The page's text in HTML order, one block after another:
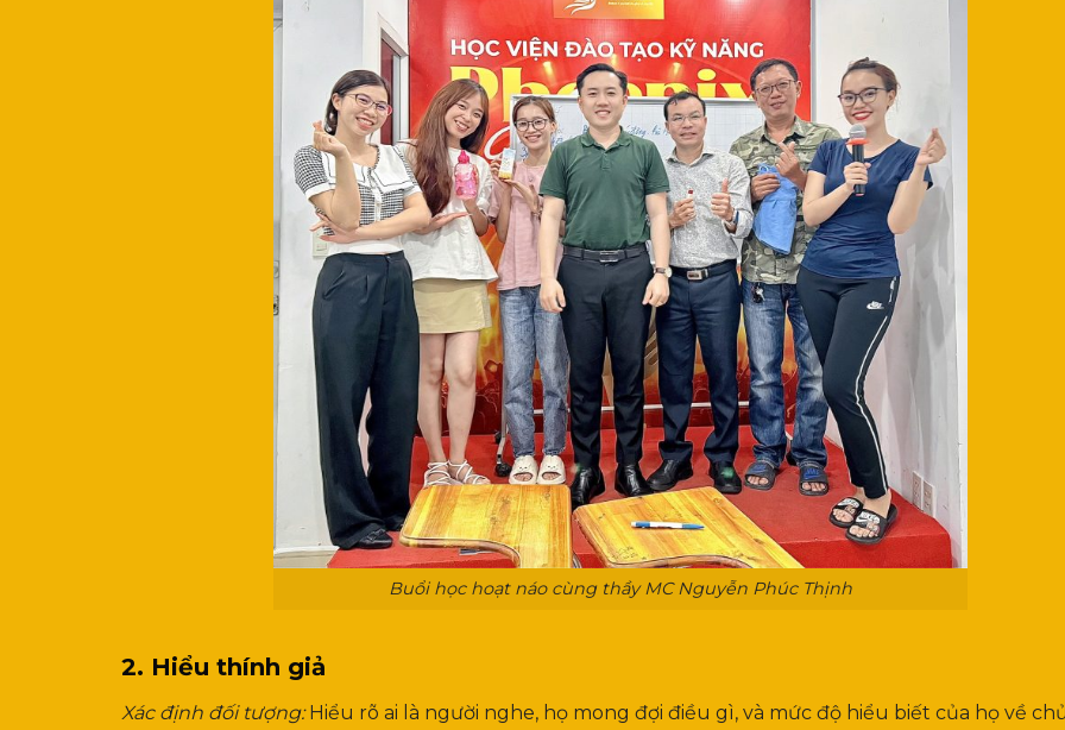
Buổi học hoạt náo cùng thầy MC Nguyễn Phúc Thịnh
2. Hiểu thính giả
Xác định đối tượng: Hiểu rõ ai là người nghe, họ mong đợi điều gì, và mức độ hiểu biết của họ về